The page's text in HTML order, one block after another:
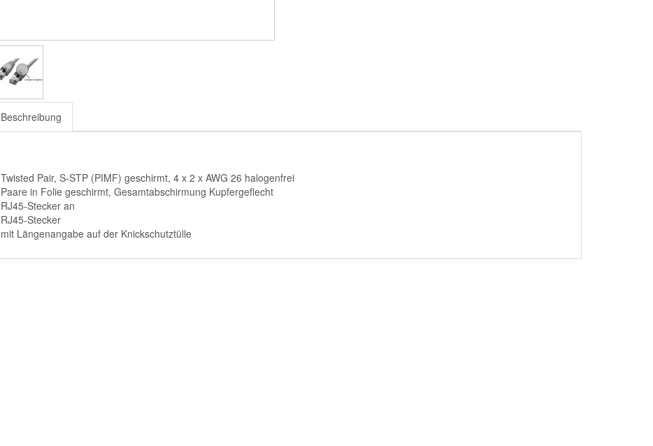
Beschreibung
Twisted Pair, S-STP (PIMF) geschirmt, 4 x 2 x AWG 26 halogenfrei
Paare in Folie geschirmt, Gesamtabschirmung Kupfergeflecht
RJ45-Stecker an
RJ45-Stecker
mit Längenangabe auf der Knickschutztülle